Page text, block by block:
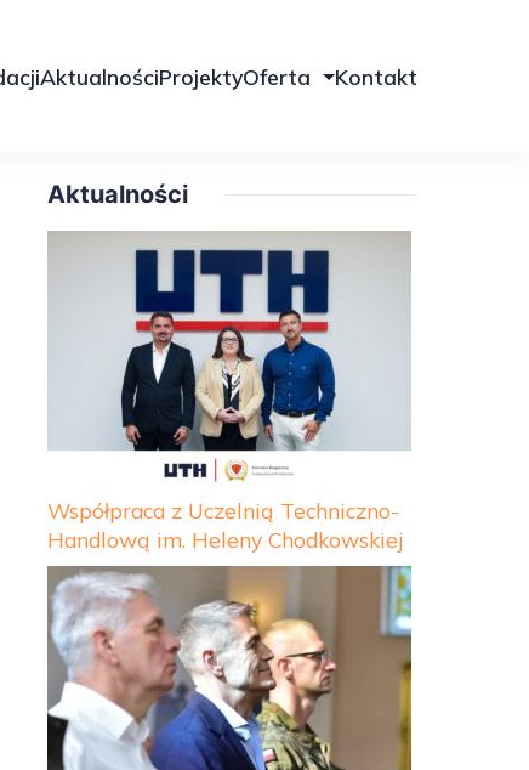
AktualnościProjektyOferta Kontakt
Aktualności
Współpraca z Uczelnią Techniczno-
Handlową im. Heleny Chodkowskiej